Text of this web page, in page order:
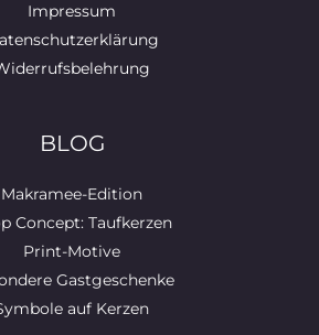
Impressum
BLOG
Makramee-Edition
Concept: Taufkerzen
Print-Motive
Gastgeschenke
auf Kerzen